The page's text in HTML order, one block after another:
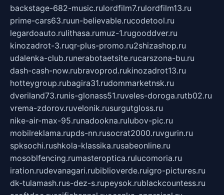
backstage-682-music.rulordfilm7.rulordfilm13.ru
prime-cars63.ruun-believable.rucodetool.ru
legardoauto.rulithasa.rumuz-1.rugooddver.ru
kinozadrot-3.ruqr-plus-promo.ru2shizashop.ru
udalenka-club.runerabotaetsite.rucarszona-bu.ru
dash-cash-now.rubravoprod.rukinozadrot13.ru
hotteygroup.rubagira31.rudommarketnsk.ru
dveriland73.runis-glonass51.ruveles-doroga.rutb02.ru
vrema-zdorov.ruvelonik.rusurgutgloss.ru
nike-air-max-95.runadookna.rulubov-pic.ru
mobilreklama.rupds-nn.rusocrat2000.ruvgurin.ru
spksochi.rushkola-klassika.rusabeonline.ru
mosoblfencing.rumasteroptica.rulucomoria.ru
iration.rudevanagari.rubiblioverde.ruigro-pictures.ru
dk-tulamash.rus-dez-s.rupeysok.rublackcountess.ru